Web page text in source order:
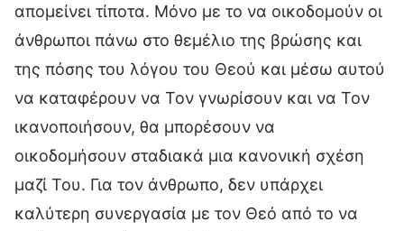
απομείνει τίποτα. Μόνο με το να οικοδομούν οι
άνθρωποι πάνω στο θεμέλιο της βρώσης και
της πόσης του λόγου του Θεού και μέσω αυτού
να καταφέρουν να Τον γνωρίσουν και να Τον
ικανοποιήσουν, θα μπορέσουν να
οικοδομήσουν σταδιακά μια κανονική σχέση
μαζί Του. Για τον άνθρωπο, δεν υπάρχει
καλύτερη συνεργασία με τον Θεό από το να